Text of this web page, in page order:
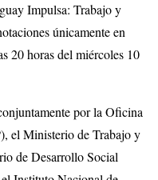
Impulsa: Trabajo y
únicamente en
20 horas del miércoles 10
por la Oficina
el Ministerio de Trabajo y
de Desarrollo Social